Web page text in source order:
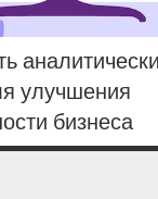
улучшения
бизнеса